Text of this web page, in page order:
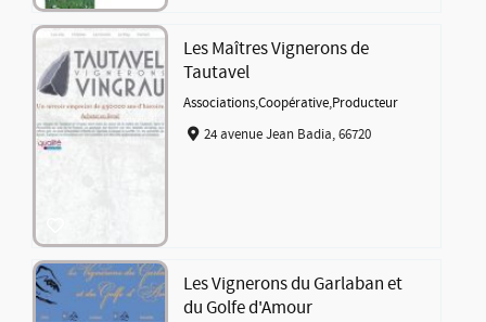
Les Maîtres Vignerons de
Tautavel
Associations,Coopérative,Producteur
24 avenue Jean Badia, 66720
Les Vignerons du Garlaban et
du Golfe d'Amour